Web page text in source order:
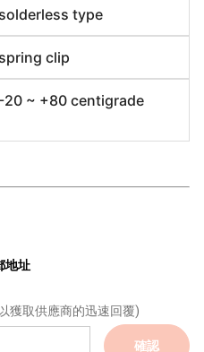
solderless type
spring clip
-20 ~ +80 centigrade
地址
獲取供應商的迅速回覆)
確認